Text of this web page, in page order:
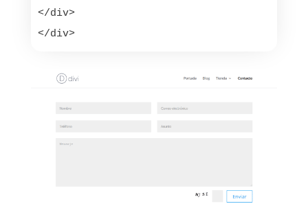
</div>
</div>